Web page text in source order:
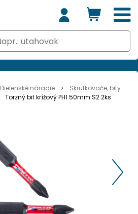
Dielenské náradie
Skrutkovače, bity
Torzný bit krížový PH1 50mm S2 2ks